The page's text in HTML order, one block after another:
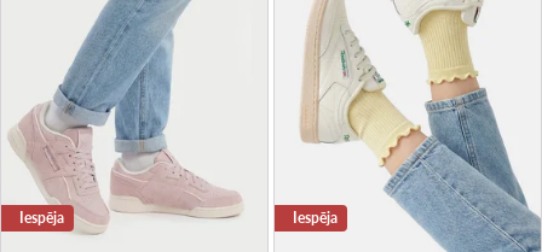
Iespēja Iespēja